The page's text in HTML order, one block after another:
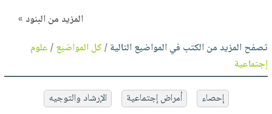
المزيد من البنود »
تصفح المزيد من الكتب في المواضيع التالية /كل المواضيع/علوم
إجتماعية
إحصاء أمراض إجتماعية
الإرشاد والتوجيه